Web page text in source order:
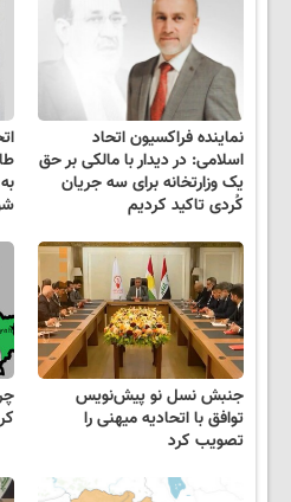
نماینده فراکسیون اتحاد
اسلامی: در دیدار با مالکی بر حق
یک وزارتخانه برای سه جریان
کُردی تاکید کردیم
جنبش نسل نو پیش‌نویس
توافق با اتحادیه میهنی را
تصویب کرد